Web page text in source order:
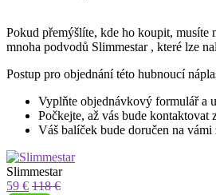
Pokud přemýšlíte, kde ho koupit, musíte
mnoha podvodů Slimmestar, které lze
Postup pro objednání této hubnoucí
Vyplňte objednávkový formulář a
Počkejte, až vás bude
Váš balíček bude doručen na
Slimmestar
59 € 118 €